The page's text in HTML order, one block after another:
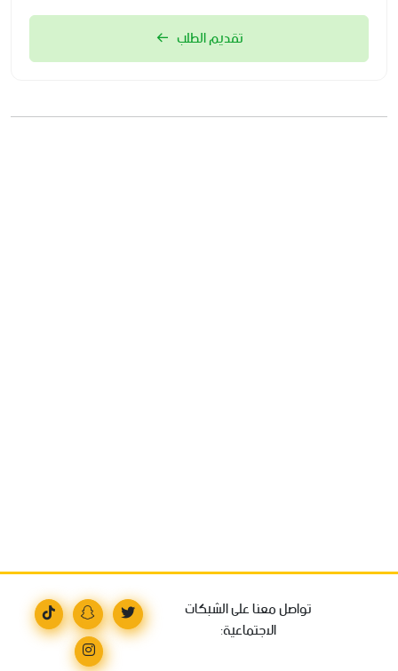
تقديم الطلب
تواصل معنا على الشبكات
الاجتماعية: